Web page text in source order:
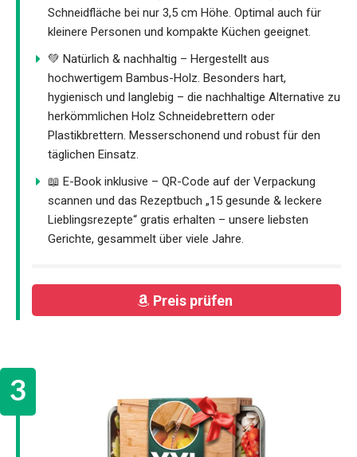
Schneidfläche bei nur 3,5 cm Höhe. Optimal auch für
kleinere Personen und kompakte Küchen geeignet.
💚 Natürlich & nachhaltig – Hergestellt aus
hochwertigem Bambus-Holz. Besonders hart,
hygienisch und langlebig – die nachhaltige Alternative zu
herkömmlichen Holz Schneidebrettern oder
Plastikbrettern. Messerschonend und robust für den
täglichen Einsatz.
📖 E-Book inklusive – QR-Code auf der Verpackung
scannen und das Rezeptbuch „15 gesunde & leckere
Lieblingsrezepte“ gratis erhalten – unsere liebsten
Gerichte, gesammelt über viele Jahre.
Preis prüfen